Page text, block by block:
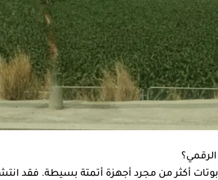
أكثر من مجرد أجهزة أتمتة بسيطة. فقد